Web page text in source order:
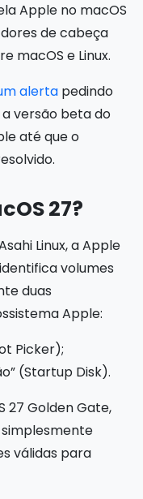
Apple no macOS
de cabeça
macOS e Linux.
alerta pedindo
versão beta do
até que o
27?
Linux, a Apple
volumes
duas
Apple:
Picker);
(Startup Disk).
27 Golden Gate,
simplesmente
válidas para